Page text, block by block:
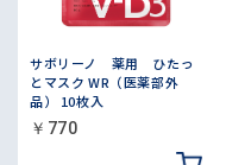
サボリーノ 薬用 ひたっ
とマスク WR（医薬部外
品） 10枚入
￥770